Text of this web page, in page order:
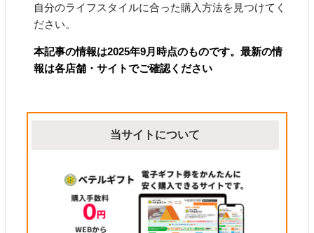
自分のライフスタイルに合った購入方法を見つけてく
ださい。
本記事の情報は2025年9月時点のものです。最新の情
報は各店舗・サイトでご確認ください
当サイトについて